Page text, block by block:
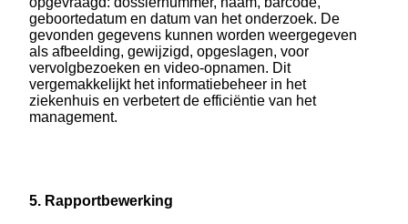
geboortedatum en datum van het onderzoek. De
gevonden gegevens kunnen worden weergegeven
als afbeelding, gewijzigd, opgeslagen, voor
vervolgbezoeken en video-opnamen. Dit
vergemakkelijkt het informatiebeheer in het
ziekenhuis en verbetert de efficiëntie van het
management.
5. Rapportbewerking